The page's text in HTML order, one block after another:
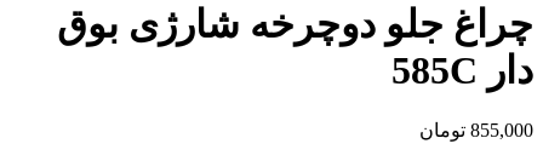
چراغ جلو دوچرخه شارژی بوق
دار 585C
855,000 تومان